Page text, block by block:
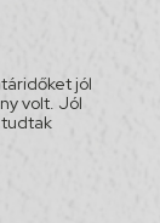
jól
volt. Jól